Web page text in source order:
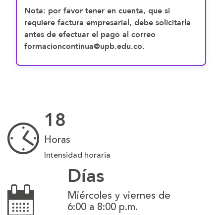
Nota: por favor tener en cuenta, que si
requiere factura empresarial, debe solicitarla
antes de efectuar el pago al correo
formacioncontinua@upb.edu.co.
18
Horas
Intensidad horaria
Días
Miércoles y viernes de
6:00 a 8:00 p.m.